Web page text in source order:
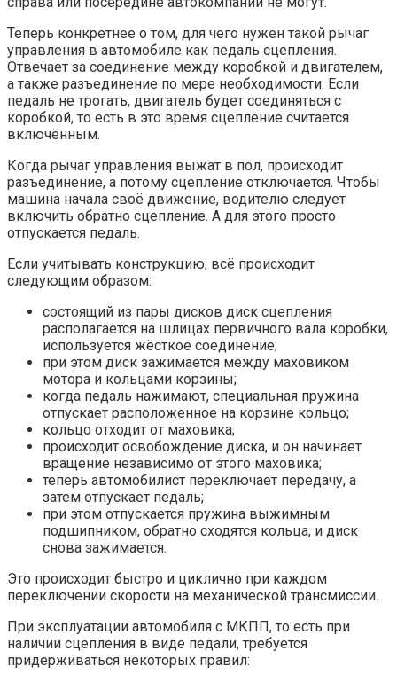
Теперь конкретнее о том, для чего нужен такой рычаг
управления в автомобиле как педаль сцепления.
Отвечает за соединение между коробкой и двигателем,
а также разъединение по мере необходимости. Если
педаль не трогать, двигатель будет соединяться с
коробкой, то есть в это время сцепление считается
включённым.
Когда рычаг управления выжат в пол, происходит
разъединение, а потому сцепление отключается. Чтобы
машина начала своё движение, водителю следует
включить обратно сцепление. А для этого просто
отпускается педаль.
Если учитывать конструкцию, всё происходит
следующим образом:
состоящий из пары дисков диск сцепления
располагается на шлицах первичного вала коробки,
используется жёсткое соединение;
при этом диск зажимается между маховиком
мотора и кольцами корзины;
когда педаль нажимают, специальная пружина
отпускает расположенное на корзине кольцо;
кольцо отходит от маховика;
происходит освобождение диска, и он начинает
вращение независимо от этого маховика;
теперь автомобилист переключает передачу, а
затем отпускает педаль;
при этом отпускается пружина выжимным
подшипником, обратно сходятся кольца, и диск
снова зажимается.
Это происходит быстро и циклично при каждом
переключении скорости на механической трансмиссии.
При эксплуатации автомобиля с МКПП, то есть при
наличии сцепления в виде педали, требуется
придерживаться некоторых правил: